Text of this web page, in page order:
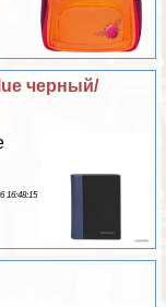
черный/
16:48:15